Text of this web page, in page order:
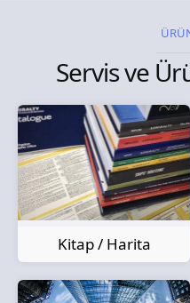
Servis ve
Kitap / Harita